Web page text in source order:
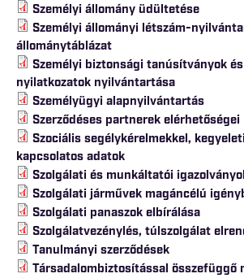
Személyi állomány üdültetése
Személyi állományi létszám-
állománytáblázat
Személyi biztonsági tanúsítványok
nyilatkozatok nyilvántartása
Személyügyi alapnyilvántartás
Szerződéses partnerek elérhetőségei
Szociális segélykérelmekkel,
kapcsolatos adatok
Szolgálati és munkáltatói
Szolgálati járművek magáncélú
Szolgálati panaszok elbírálása
Szolgálatvezénylés, túlszolgálat
Tanulmányi szerződések
Társadalombiztosítással összefüggő